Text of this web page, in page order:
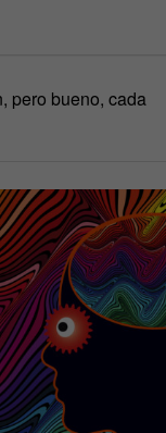
pero bueno, cada